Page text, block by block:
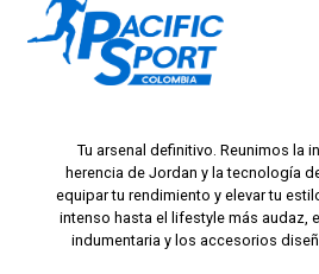
Tu arsenal definitivo. Reunimos la
herencia de Jordan y la tecnología
equipar tu rendimiento y elevar tu
intenso hasta el lifestyle más audaz,
indumentaria y los accesorios